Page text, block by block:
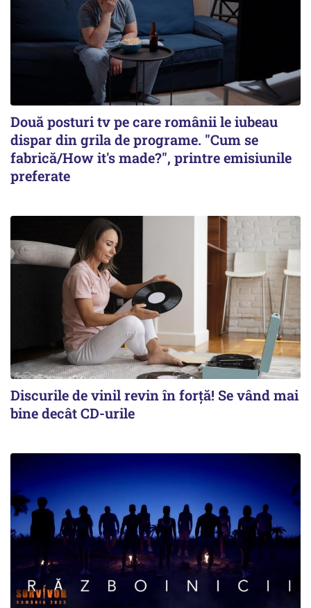
Două posturi tv pe care românii le iubeau
dispar din grila de programe. "Cum se
fabrică/How it's made?", printre emisiunile
preferate
Discurile de vinil revin în forţă! Se vând mai
bine decât CD-urile